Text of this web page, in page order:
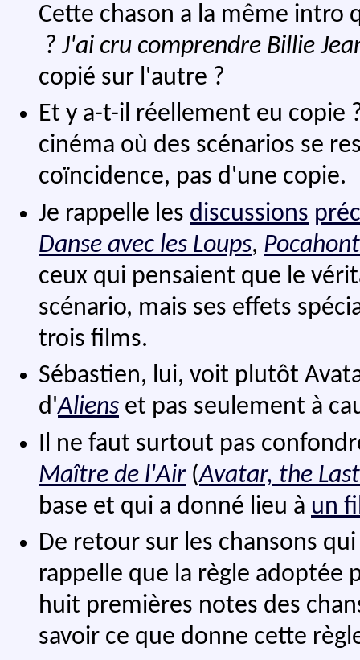
Cette chason a la même intro
? J'ai cru comprendre Billie
copié sur l'autre ?
Et y a-t-il réellement eu copie
cinéma où des scénarios se
coïncidence, pas d'une copie.
Je rappelle les discussions
Danse avec les Loups,
ceux qui pensaient que le
scénario, mais ses effets
trois films.
Sébastien, lui, voit plutôt
d'Aliens et pas seulement à
Il ne faut surtout pas
Maître de l'Air(Avatar, the
base et qui a donné lieu à un
De retour sur les chansons
rappelle que la règle adoptée
huit premières notes des
savoir ce que donne cette